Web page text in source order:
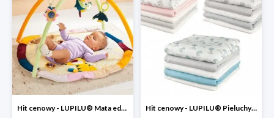
Hit cenowy - LUPILU® Mata edukacyjna dla niemowląt, 1 sztuka Hit cenowy - LUPILU® Pieluchy tetrowe 80x80 cm, z biobawełny, 5 sztuk